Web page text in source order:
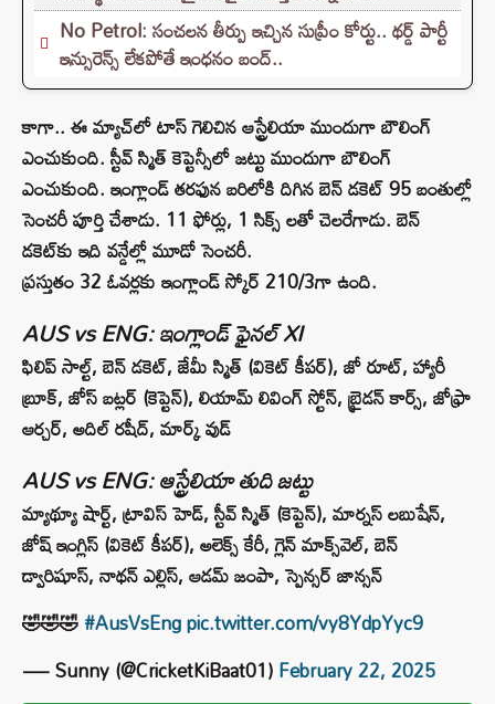
No Petrol: సంచలన తీర్పు ఇచ్చిన సుప్రీం కోర్టు.. థర్డ్ పార్టీ
ఇన్సురెన్స్ లేకపోతే ఇంధనం బంద్..
కాగా.. ఈ మ్యాచ్‌లో టాస్ గెలిచిన ఆస్ట్రేలియా ముందుగా బౌలింగ్
ఎంచుకుంది. స్టీవ్ స్మిత్ కెప్టెన్సీలో జట్టు ముందుగా బౌలింగ్
ఎంచుకుంది. ఇంగ్లాండ్ తరఫున బరిలోకి దిగిన బెన్‌ డకెట్‌ 95 బంతుల్లో
సెంచరీ పూర్తి చేశాడు. 11 ఫోర్లు, 1 సిక్స్ లతో చెలరేగాడు. బెన్‌
డకెట్‌కు ఇది వన్డేల్లో మూడో సెంచరీ.
ప్రస్తుతం 32 ఓవర్లకు ఇంగ్లాండ్‌ స్కోర్‌ 210/3గా ఉంది.
AUS vs ENG: ఇంగ్లాండ్‌ ఫైనల్‌ XI
ఫిలిప్‌ సాల్ట్, బెన్ డకెట్, జేమీ స్మిత్ (వికెట్ కీపర్), జో రూట్, హ్యారీ
బ్రూక్, జోస్ బట్లర్ (కెప్టెన్), లియామ్‌ లివింగ్‌ స్టోన్, బ్రైడన్ కార్స్‌, జోఫ్రా
ఆర్చర్, అదిల్‌ రషీద్, మార్క్‌ వుడ్
AUS vs ENG: ఆస్ట్రేలియా తుది జట్టు
మ్యాథ్యూ షార్ట్, ట్రావిస్ హెడ్, స్టీవ్‌ స్మిత్ (కెప్టెన్), మార్నస్ లబుషేన్,
జోష్‌ ఇంగ్లిస్ (వికెట్ కీపర్), అలెక్స్ కేరీ, గ్లెన్ మాక్స్‌వెల్, బెన్
డ్వారిషూస్, నాథన్ ఎల్లిస్, ఆడమ్ జంపా, స్పెన్సర్ జాన్సన్
🤣🤣🤣#AusVsEngpic.twitter.com/vy8YdpYyc9
— Sunny (@CricketKiBaat01)February 22, 2025